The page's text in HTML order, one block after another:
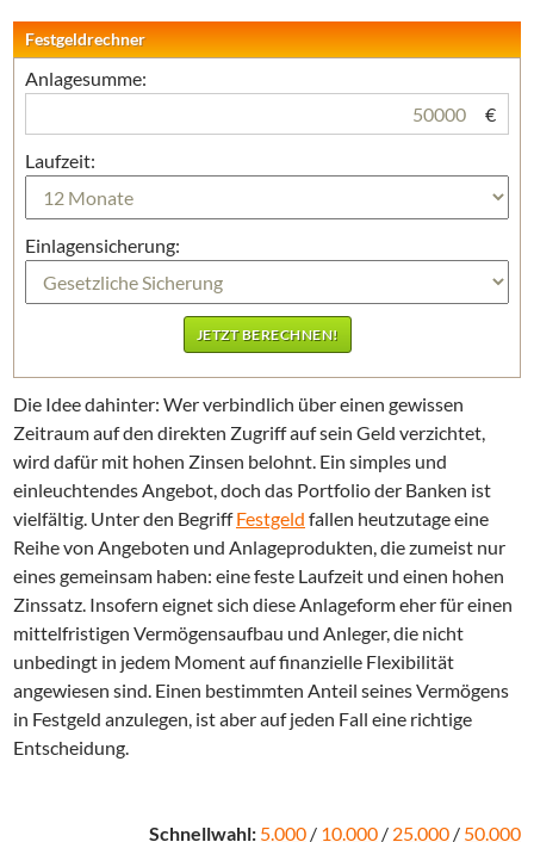
Festgeldrechner
Anlagesumme:
€
Laufzeit:
Einlagensicherung:
Die Idee dahinter: Wer verbindlich über einen gewissen
Zeitraum auf den direkten Zugriff auf sein Geld verzichtet,
wird dafür mit hohen Zinsen belohnt. Ein simples und
einleuchtendes Angebot, doch das Portfolio der Banken ist
vielfältig. Unter den BegriffFestgeld fallen heutzutage eine
Reihe von Angeboten und Anlageprodukten, die zumeist nur
eines gemeinsam haben: eine feste Laufzeit und einen hohen
Zinssatz. Insofern eignet sich diese Anlageform eher für einen
mittelfristigen Vermögensaufbau und Anleger, die nicht
unbedingt in jedem Moment auf finanzielle Flexibilität
angewiesen sind. Einen bestimmten Anteil seines Vermögens
in Festgeld anzulegen, ist aber auf jeden Fall eine richtige
Entscheidung.
Schnellwahl: 5.000 / 10.000 / 25.000 / 50.000